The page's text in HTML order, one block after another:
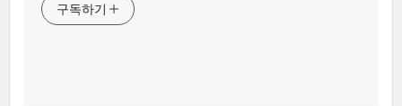
구독하기